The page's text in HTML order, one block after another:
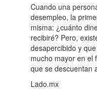
Cuando una
desempleo, la
misma: ¿cuánto
recibiré? Pero,
desapercibido y
mucho mayor en el
que se descuentan
Lado.mx